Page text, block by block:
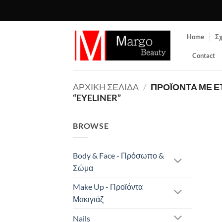
Home
Contact
ΑΡΧΙΚΉ ΣΕΛΊΔΑ / ΠΡΟΪΌΝΤΑ ΜΕ
“EYELINER”
BROWSE
Body & Face - Πρόσωπο &
Σώμα
Make Up - Προϊόντα
Μακιγιάζ
Nails